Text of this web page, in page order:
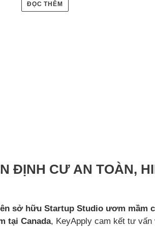
ĐỌC THÊM
ĐỊNH CƯ AN TOÀN,
sở hữu Startup Studio ươm mầm
tại Canada, KeyApply cam kết tư